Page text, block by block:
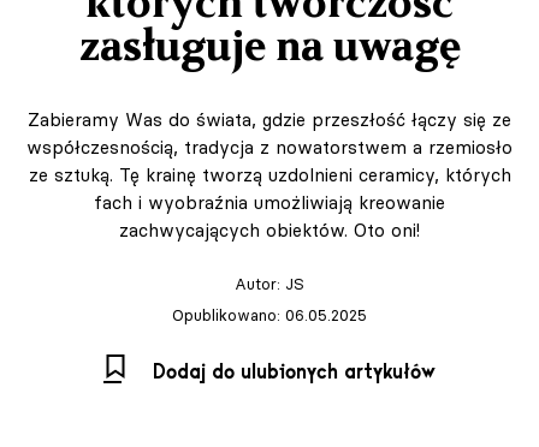
zasługuje na uwagę
Zabieramy Was do świata, gdzie przeszłość łączy się ze
współczesnością, tradycja z nowatorstwem a rzemiosło
ze sztuką. Tę krainę tworzą uzdolnieni ceramicy, których
fach i wyobraźnia umożliwiają kreowanie
zachwycających obiektów. Oto oni!
Autor: JS
Opublikowano: 06.05.2025
Dodaj do ulubionych artykułów